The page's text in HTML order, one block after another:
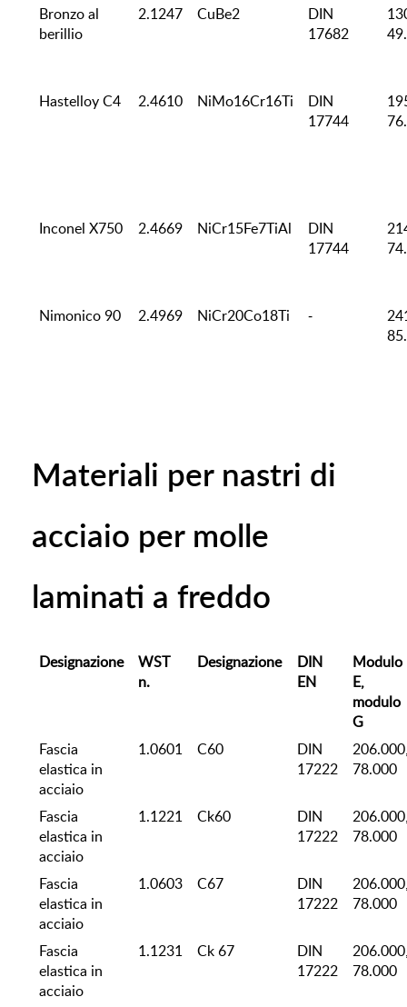
Bronzo al
berillio
2.1247 CuBe2
DIN
17682
Hastelloy C4 2.4610 NiMo16Cr16Ti
DIN
17744
Inconel X750 2.4669 NiCr15Fe7TiAl
DIN
17744
Nimonico 90 2.4969 NiCr20Co18Ti -
Materiali per nastri di
acciaio per molle
laminati a freddo
Designazione
WST
n.
Designazione
DIN
EN
Modulo
E,
modulo
G
Fascia
elastica in
acciaio
1.0601 C60
DIN
17222
78.000
Fascia
elastica in
acciaio
1.1221 Ck60
DIN
17222
78.000
Fascia
elastica in
acciaio
1.0603 C67
DIN
17222
78.000
Fascia
elastica in
acciaio
1.1231 Ck 67
DIN
17222
78.000